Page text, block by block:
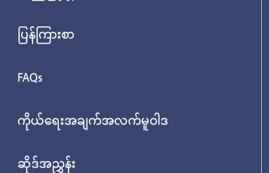
ပြန်ကြားစာ
FAQs
ကိုယ်ရေးအချက်အလက်မူဝါဒ
ဆိုဒ်အညွှန်း